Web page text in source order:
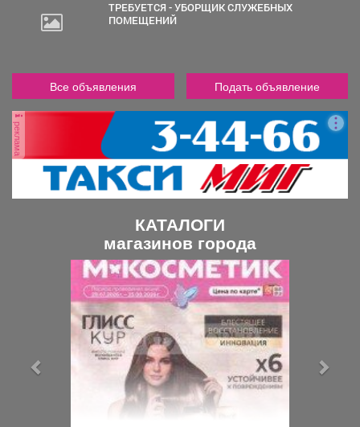
ТРЕБУЕТСЯ - УБОРЩИК СЛУЖЕБНЫХ
ПОМЕЩЕНИЙ
Все объявления Подать объявление
реклама
КАТАЛОГИ
магазинов города